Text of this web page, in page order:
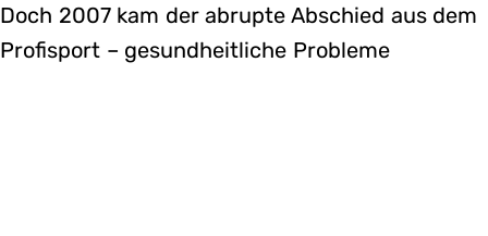
Doch 2007 kam der abrupte Abschied aus dem
Profisport – gesundheitliche Probleme